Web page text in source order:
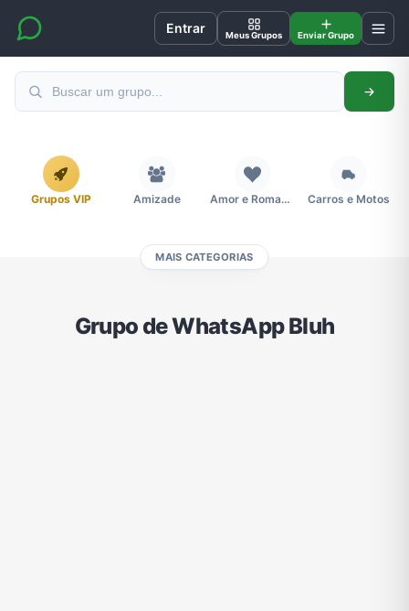
Entrar Meus Grupos Enviar Grupo
Grupos VIP Amizade Amor e Romance Carros e Motos
MAIS CATEGORIAS
Grupo de WhatsApp Bluh